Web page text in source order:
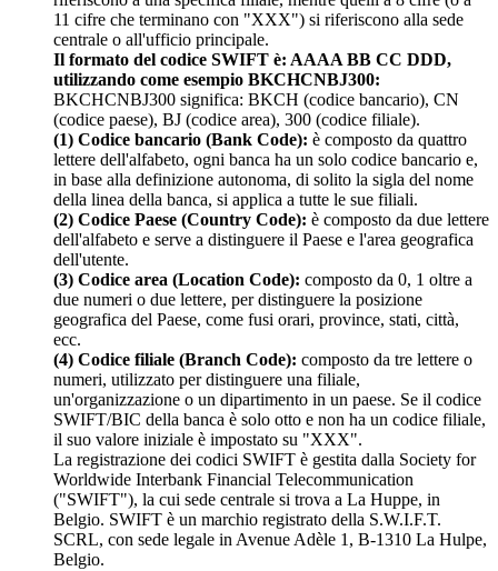
11 cifre che terminano con "XXX") si riferiscono alla sede
centrale o all'ufficio principale.
Il formato del codice SWIFT è: AAAA BB CC DDD,
utilizzando come esempio BKCHCNBJ300:
BKCHCNBJ300 significa: BKCH (codice bancario), CN
(codice paese), BJ (codice area), 300 (codice filiale).
(1) Codice bancario (Bank Code): è composto da quattro
lettere dell'alfabeto, ogni banca ha un solo codice bancario e,
in base alla definizione autonoma, di solito la sigla del nome
della linea della banca, si applica a tutte le sue filiali.
(2) Codice Paese (Country Code): è composto da due lettere
dell'alfabeto e serve a distinguere il Paese e l'area geografica
dell'utente.
(3) Codice area (Location Code): composto da 0, 1 oltre a
due numeri o due lettere, per distinguere la posizione
geografica del Paese, come fusi orari, province, stati, città,
ecc.
(4) Codice filiale (Branch Code): composto da tre lettere o
numeri, utilizzato per distinguere una filiale,
un'organizzazione o un dipartimento in un paese. Se il codice
SWIFT/BIC della banca è solo otto e non ha un codice filiale,
il suo valore iniziale è impostato su "XXX".
La registrazione dei codici SWIFT è gestita dalla Society for
Worldwide Interbank Financial Telecommunication
("SWIFT"), la cui sede centrale si trova a La Huppe, in
Belgio. SWIFT è un marchio registrato della S.W.I.F.T.
SCRL, con sede legale in Avenue Adèle 1, B-1310 La Hulpe,
Belgio.